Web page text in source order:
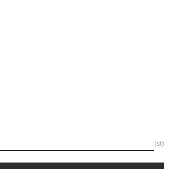
st